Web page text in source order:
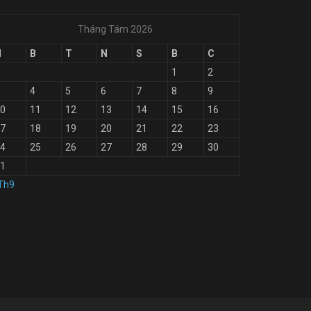
Tháng Tám 2026
B T N S B
C
1
2
4 5 6 7 8
9
11 12 13 14 15
16
18 19 20 21 22
23
25 26 27 28 29
30